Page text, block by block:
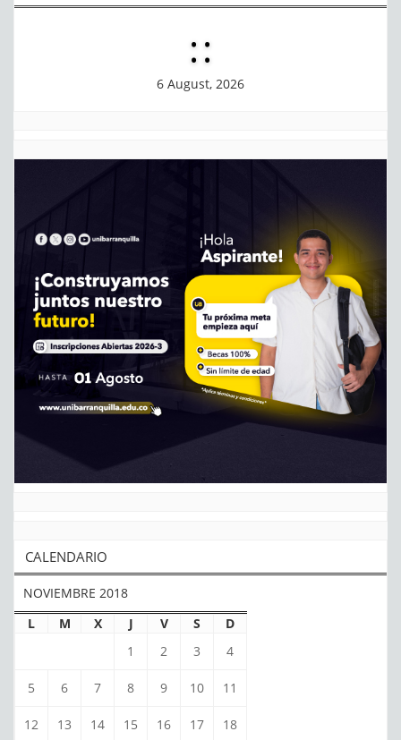
::
6 August, 2026
CALENDARIO
NOVIEMBRE 2018
L
M X J V S
D
1
2 3 4
5 6 7 8 9 10 11
12 13 14 15 16 17 18